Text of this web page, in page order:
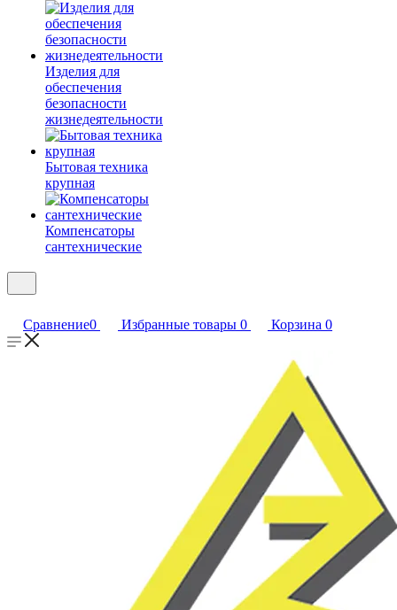
Изделия для
обеспечения
безопасности
жизнедеятельности
Бытовая техника
крупная
Компенсаторы
сантехнические
Сравнение0 Избранные товары 0 Корзина 0